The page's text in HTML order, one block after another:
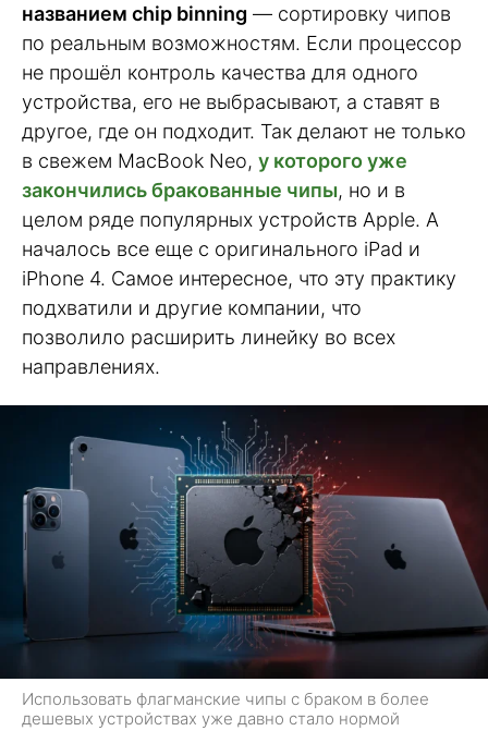
названием chip binning — сортировку чипов
по реальным возможностям. Если процессор
не прошёл контроль качества для одного
устройства, его не выбрасывают, а ставят в
другое, где он подходит. Так делают не только
в свежем MacBook Neo, у которого уже
закончились бракованные чипы, но и в
целом ряде популярных устройств Apple. А
началось все еще с оригинального iPad и
iPhone 4. Самое интересное, что эту практику
подхватили и другие компании, что
позволило расширить линейку во всех
направлениях.
Использовать флагманские чипы с браком в более
дешевых устройствах уже давно стало нормой